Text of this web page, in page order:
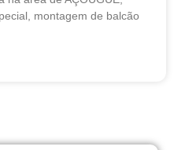
montagem de balcão